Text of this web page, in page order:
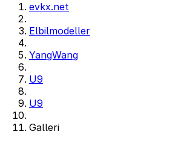
evkx.net
Elbilmodeller
YangWang
U9
U9
Galleri